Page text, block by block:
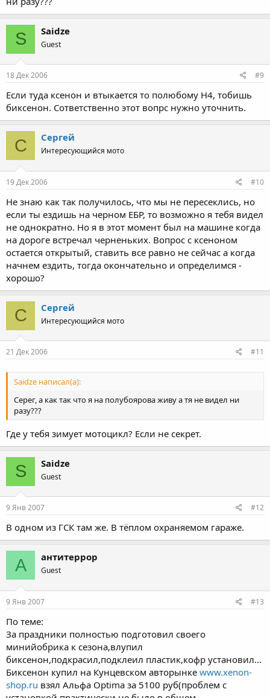
S Saidze
Guest
18 Дек 2006 #9
Если туда ксенон и втыкается то полюбому H4, тобишь
биксенон. Сответственно этот вопрс нужно уточнить.
С Сергей
Интересующийся мото
19 Дек 2006 #10
Не знаю как так получилось, что мы не пересеклись, но
если ты ездишь на черном ЕБР, то возможно я тебя видел
не однократно. Но я в этот момент был на машине когда
на дороге встречал черненьких. Вопрос с ксеноном
остается открытый, ставить все равно не сейчас а когда
начнем ездить, тогда окончательно и определимся -
хорошо?
С Сергей
Интересующийся мото
21 Дек 2006 #11
Saidze написал(а):
Серег, а как так что я на полубоярова живу а тя не видел ни
разу???
Где у тебя зимует мотоцикл? Если не секрет.
S Saidze
Guest
9 Янв 2007 #12
В одном из ГСК там же. В тёплом охраняемом гараже.
А антитеррор
Guest
9 Янв 2007 #13
По теме:
За праздники полностью подготовил своего
минийобрика к сезона,влупил
биксенон,подкрасил,подклеил пластик,кофр установил...
Биксенон купил на Кунцевском авторынке www.xenon-
shop.ru взял Альфа Optima за 5100 руб(проблем с